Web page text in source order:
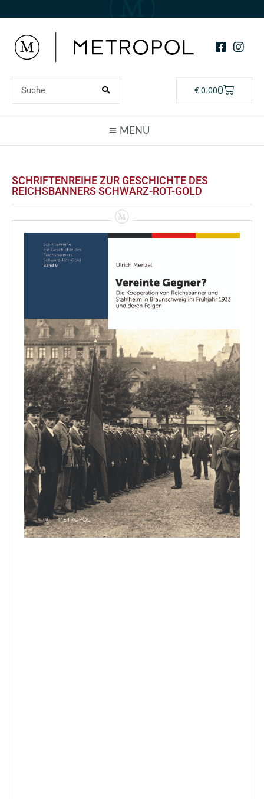
€0.000
SCHRIFTENREIHE ZUR GESCHICHTE DES
REICHSBANNERS SCHWARZ-ROT-GOLD